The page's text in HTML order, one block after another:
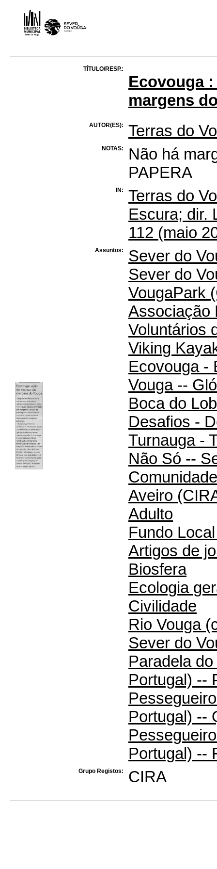
TÍTULO/RESP.:
Ecovouga
margens
AUTOR(ES): Terras do
NOTAS:
Não há
PAPERA
IN:
Terras do
Escura; dir.
112 (maio
Assuntos:
Sever do
Sever do
VougaPark
Associação
Voluntários
Viking
Ecovouga -
Vouga --
Boca do
Desafios -
Turnauga -
Não Só --
Aveiro
Adulto
Fundo
Artigos de
Biosfera
Ecologia
Civilidade
Rio Vouga
Sever do
Paradela
Portugal) --
Portugal) --
Portugal) --
Grupo Registos: CIRA